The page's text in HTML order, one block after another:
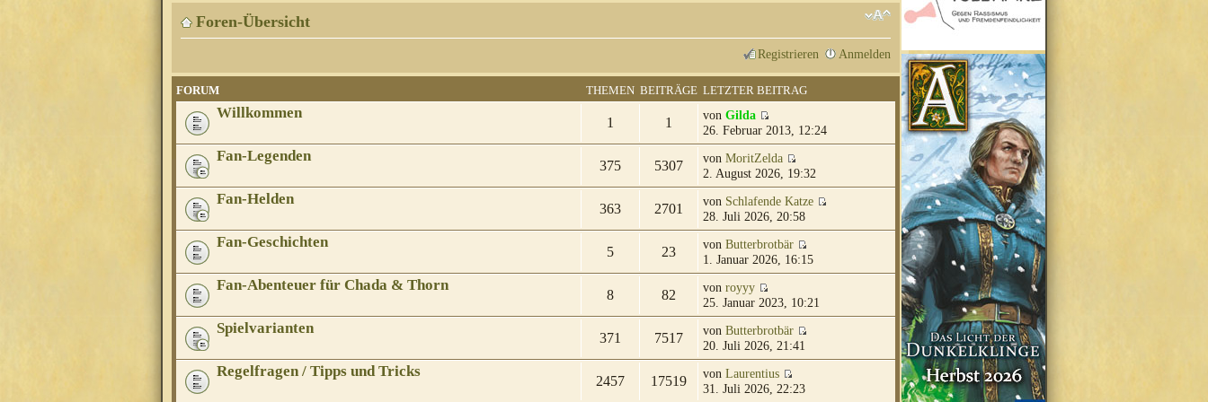
Foren-Übersicht
Registrieren Anmelden
FORUM THEMEN BEITRÄGE LETZTER BEITRAG
Willkommen
1 1 von Gilda
26. Februar 2013, 12:24
Fan-Legenden
375 5307 von MoritZelda
2. August 2026, 19:32
Fan-Helden
363 2701 von Schlafende Katze
28. Juli 2026, 20:58
Fan-Geschichten
5 23 von Butterbrotbär
1. Januar 2026, 16:15
Fan-Abenteuer für Chada & Thorn
8 82 von royyy
25. Januar 2023, 10:21
Spielvarianten
371 7517 von Butterbrotbär
20. Juli 2026, 21:41
Regelfragen / Tipps und Tricks
2457 17519 von Laurentius
31. Juli 2026, 22:23